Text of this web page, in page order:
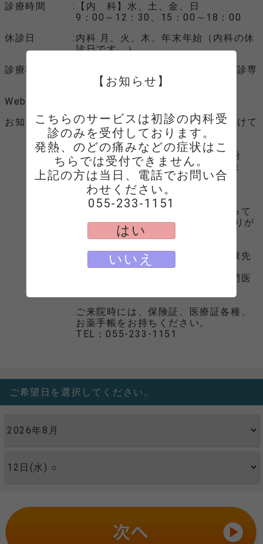
診療時間
【内 科】水、土、金、日
9：00～12：30、15：00～18：00
休診日
内科 月、火、木、年末年始（内科の休
診日です。）
診療科目
内科 ※このサービスでは内科（初診専
用）のみ受付しております。
Webサイト
お知らせ
※このサービスは、内科のみ受け付けて
おります。
一般内科の診療を致します。
下痢・めまい・湿疹・蕁麻疹・花粉
症・高血圧・高脂血症・水虫も診ま
す。
お気軽にご相談ください。
毎週水曜日の午後に爪のケアも行って
います。 （陥入爪・巻き爪・爪きりが
出来ない等）
水曜日・土曜日・日曜日の渡邊吉康先
生は、
高血圧・甲状腺・慢性腎臓病の専門医
ご来院時には、保険証、医療証各種、
お薬手帳をお持ちください。
TEL：055-233-1151
ご希望日を選択してください。
【お知らせ】
こちらのサービスは初診の内科受
診のみを受付しております。
発熱、のどの痛みなどの症状はこ
ちらでは受付できません。
上記の方は当日、電話でお問い合
わせください。
はい
いいえ